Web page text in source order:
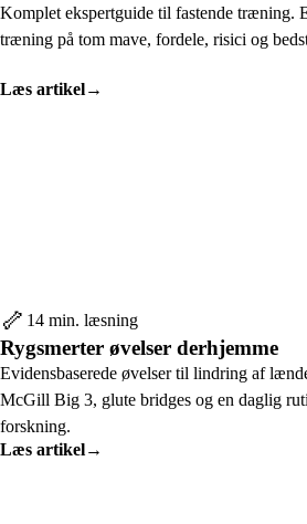
Komplet ekspertguide til fastende træning.
træning på tom mave, fordele, risici og
Læs artikel→
🦴 14 min. læsning
Rygsmerter øvelser derhjemme
Evidensbaserede øvelser til lindring af
McGill Big 3, glute bridges og en daglig
forskning.
Læs artikel→